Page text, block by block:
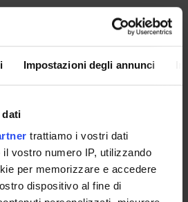
Impostazioni degli annunci
dati
trattiamo i vostri dati
vostro numero IP, utilizzando
per memorizzare e accedere
dispositivo al fine di
proposta sul Funding and
è richiesta l’ iscrizione .
potete contattarci